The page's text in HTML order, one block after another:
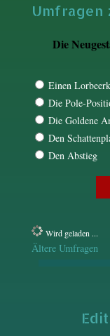
Umfragen
Die
Einen
Die Pole-
Die Goldene
Den
Den Abstieg
Wird geladen ...
Ältere Umfragen